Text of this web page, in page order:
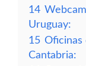
14
Uruguay:
15 Oficinas
Cantabria: